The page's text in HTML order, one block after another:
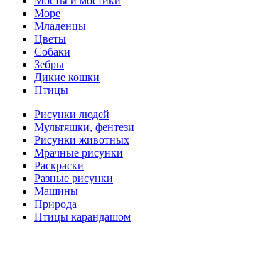
Море
Младенцы
Цветы
Собаки
Зебры
Дикие кошки
Птицы
Рисунки людей
Мультяшки, фентези
Рисунки животных
Мрачные рисунки
Раскраски
Разные рисунки
Машины
Природа
Птицы карандашом